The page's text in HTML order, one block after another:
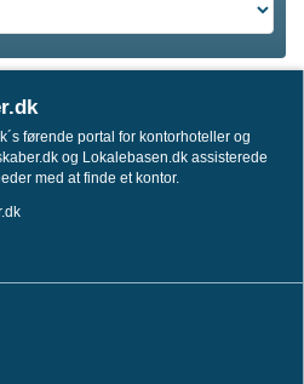
førende portal for kontorhoteller og
og Lokalebasen.dk assisterede
med at finde et kontor.